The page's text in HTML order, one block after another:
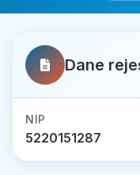
Dane
NIP
5220151287